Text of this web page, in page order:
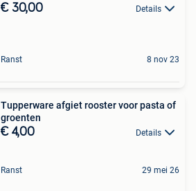
€ 30,00 Details
Ranst 8 nov 23
Tupperware afgiet rooster voor pasta of
groenten
€ 4,00 Details
Ranst 29 mei 26